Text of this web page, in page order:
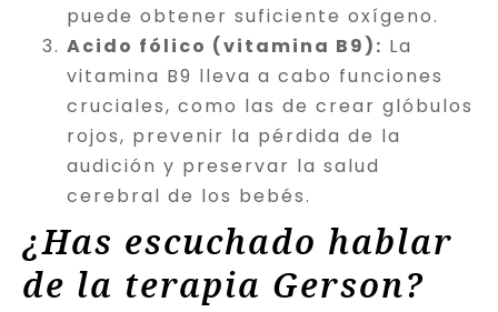
puede obtener suficiente oxígeno.
Acido fólico (vitamina B9): La
vitamina B9 lleva a cabo funciones
cruciales, como las de crear glóbulos
rojos, prevenir la pérdida de la
audición y preservar la salud
cerebral de los bebés.
¿Has escuchado hablar
de la terapia Gerson?